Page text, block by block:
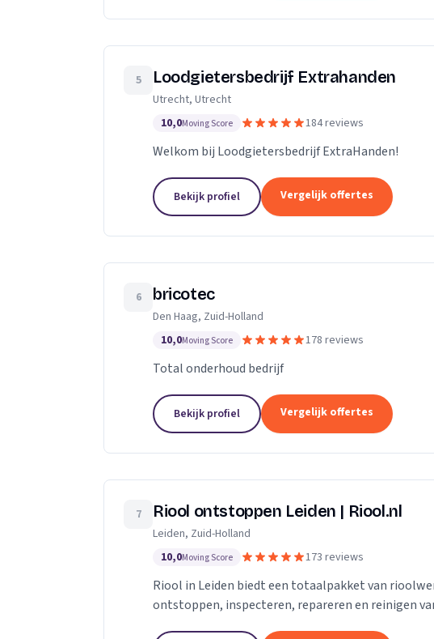
5 Loodgietersbedrijf Extrahanden
Utrecht, Utrecht
10,0Moving Score 184 reviews
Welkom bij Loodgietersbedrijf ExtraHanden!
Bekijk profiel Vergelijk offertes
6 bricotec
Den Haag, Zuid-Holland
10,0Moving Score 178 reviews
Total onderhoud bedrijf
Bekijk profiel Vergelijk offertes
7 Riool ontstoppen Leiden | Riool.nl
Leiden, Zuid-Holland
10,0Moving Score 173 reviews
Riool in Leiden biedt een totaalpakket van
ontstoppen, inspecteren, repareren en reinigen